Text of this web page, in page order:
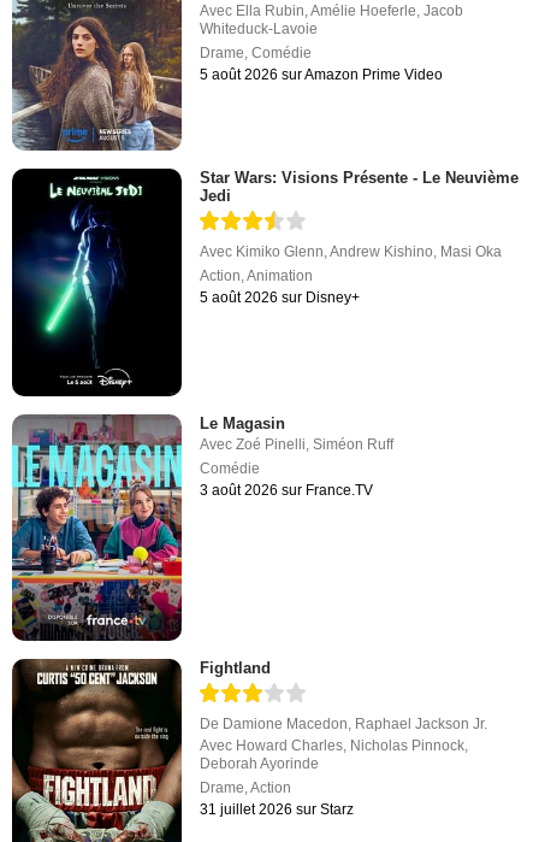
Avec Ella Rubin,Amélie Hoeferle,Jacob
Whiteduck-Lavoie
Drame,Comédie
5 août 2026 sur Amazon Prime Video
Star Wars: Visions Présente - Le Neuvième
Jedi
Avec Kimiko Glenn,Andrew Kishino, Masi Oka
Action,Animation
5 août 2026 sur Disney+
Le Magasin
AvecZoé Pinelli ,Siméon Ruff
Comédie
3 août 2026 sur France.TV
Fightland
De Damione Macedon, Raphael Jackson Jr.
Avec Howard Charles, Nicholas Pinnock,
Deborah Ayorinde
Drame,Action
31 juillet 2026 sur Starz